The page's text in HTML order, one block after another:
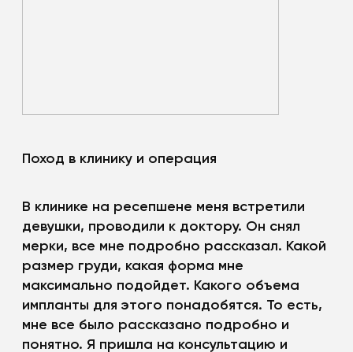
Поход в клинику и операция
В клинике на ресепшене меня встретили
девушки, проводили к доктору. Он снял
мерки, все мне подробно рассказал. Какой
размер груди, какая форма мне
максимально подойдет. Какого объема
импланты для этого понадобятся. То есть,
мне все было рассказано подробно и
понятно. Я пришла на консультацию и